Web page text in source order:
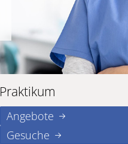
Praktikum
Angebote
Gesuche